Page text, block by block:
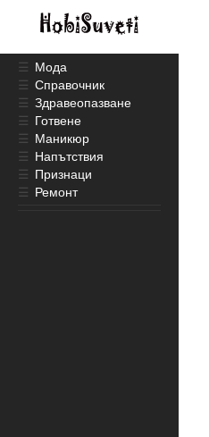
☰ Мода
☰ Справочник
☰ Здравеопазване
☰ Готвене
☰ Маникюр
☰ Напътствия
☰ Признаци
☰ Ремонт